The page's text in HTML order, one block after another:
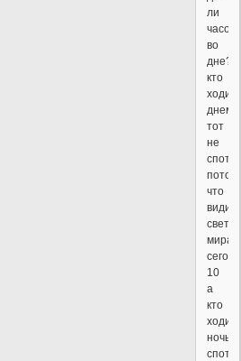
ли
часов
во
дне?
кто
ходит
днем,
тот
не
что
видит
свет
мира
сего;
10
а
кто
ходит
ночью,